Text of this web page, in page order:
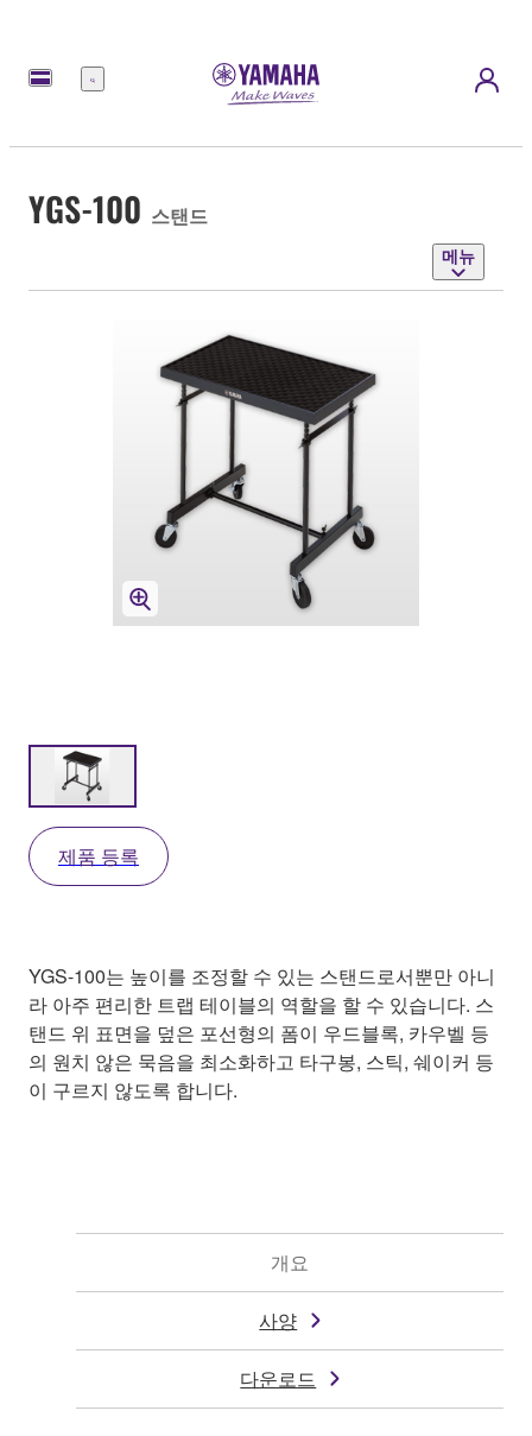
메
YGS-100 스탠드
메뉴
제품 등록
YGS-100는 높이를 조정할 수 있는 스탠드로서뿐만 아니
라 아주 편리한 트랩 테이블의 역할을 할 수 있습니다. 스
탠드 위 표면을 덮은 포선형의 폼이 우드블록, 카우벨 등
의 원치 않은 묵음을 최소화하고 타구봉, 스틱, 쉐이커 등
이 구르지 않도록 합니다.
개요
사양
다운로드